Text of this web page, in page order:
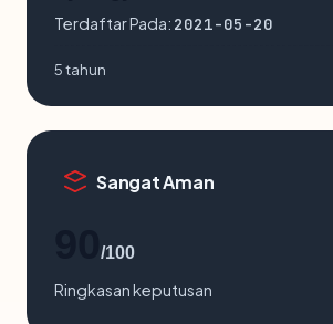
Terdaftar Pada: 2021-05-20
5 tahun
Sangat Aman
/100
Ringkasan keputusan